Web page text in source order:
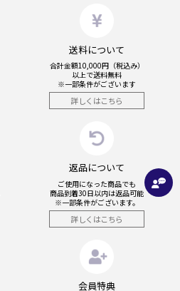
送料について
合計金額10,000円（税込み）
以上で送料無料
※一部条件がございます
詳しくはこちら
返品について
ご使用になった商品でも
商品到着30日以内は返品可能
※一部条件がございます。
詳しくはこちら
会員特典